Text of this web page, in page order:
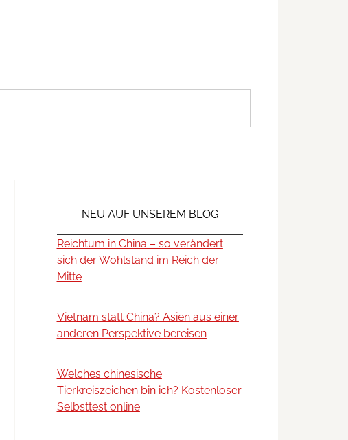
NEU AUF UNSEREM BLOG
Reichtum in China – so verändert
sich der Wohlstand im Reich der
Mitte
Vietnam statt China? Asien aus einer
anderen Perspektive bereisen
Welches chinesische
Tierkreiszeichen bin ich? Kostenloser
Selbsttest online